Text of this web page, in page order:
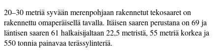
20–30 metriä syvään merenpohjaan rakennetut tekosaaret on
rakennettu omaperäisellä tavalla. Itäisen saaren perustana on 69 ja
läntisen saaren 61 halkaisijaltaan 22,5 metristä, 55 metriä korkea ja
550 tonnia painavaa terässylinteriä.